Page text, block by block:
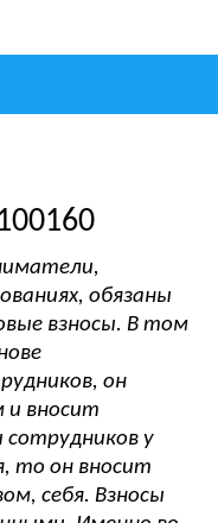
обязаны
взносы. В том
он
и вносит
сотрудников у
то он вносит
себя. Взносы